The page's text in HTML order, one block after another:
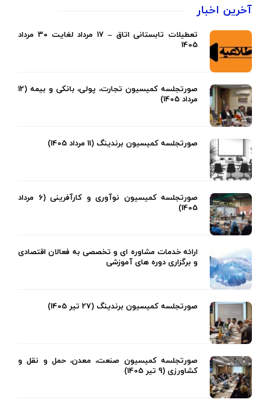
آخرین اخبار
تعطیلات تابستانی اتاق – 17 مرداد لغایت 30 مرداد
1405
صورتجلسه کمیسیون تجارت، پولی، بانکی و بیمه (12
مرداد 1405)
صورتجلسه کمیسیون برندینگ (11 مرداد 1405)
صورتجلسه کمیسیون نوآوری و کارآفرینی (6 مرداد
1405)
ارائه خدمات مشاوره ای و تخصصی به فعالان اقتصادی
و برگزاری دوره های آموزشی
صورتجلسه کمیسیون برندینگ (27 تیر 1405)
صورتجلسه کمیسیون صنعت، معدن، حمل و نقل و
کشاورزی (9 تیر 1405)